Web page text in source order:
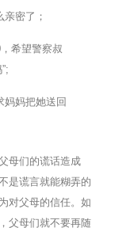
密了；
希望警察叔
妈妈把她送回
母们的谎话造成
是谎言就能糊弄的
对父母的信任。如
父母们就不要再随